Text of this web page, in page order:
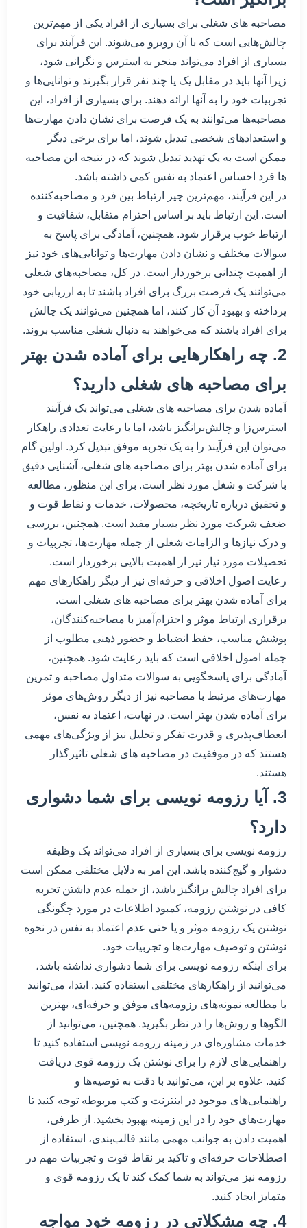
مصاحبه های شغلی برای بسیاری از افراد یکی از مهم‌ترین
چالش‌هایی است که با آن روبرو می‌شوند. این فرآیند برای
بسیاری از افراد می‌تواند منجر به استرس و نگرانی شود،
زیرا آنها باید در مقابل یک یا چند نفر قرار بگیرند و توانایی‌ها و
تجربیات خود را به آنها ارائه دهند. برای بسیاری از افراد، این
مصاحبه‌ها می‌توانند به یک فرصت برای نشان دادن مهارت‌ها
و استعدادهای شخصی تبدیل شوند، اما برای برخی دیگر
ممکن است به یک تهدید تبدیل شوند که در نتیجه این مصاحبه
ها فرد احساس اعتماد به نفس کمی داشته باشد.
در این فرآیند، مهم‌ترین چیز ارتباط بین فرد و مصاحبه‌کننده
است. این ارتباط باید بر اساس احترام متقابل، شفافیت و
ارتباط خوب برقرار شود. همچنین، آمادگی برای پاسخ به
سوالات مختلف و نشان دادن مهارت‌ها و توانایی‌های خود نیز
از اهمیت چندانی برخوردار است. در کل، مصاحبه‌های شغلی
می‌توانند یک فرصت بزرگ برای افراد باشند تا به ارزیابی خود
پرداخته و بهبود آن کار کنند، اما همچنین می‌توانند یک چالش
برای افراد باشند که می‌خواهند به دنبال شغلی مناسب بروند.
2. چه راهکارهایی برای آماده شدن بهتر
برای مصاحبه های شغلی دارید؟
آماده شدن برای مصاحبه های شغلی می‌تواند یک فرآیند
استرس‌زا و چالش‌برانگیز باشد، اما با رعایت تعدادی راهکار
می‌توان این فرآیند را به یک تجربه موفق تبدیل کرد. اولین گام
برای آماده شدن بهتر برای مصاحبه های شغلی، آشنایی دقیق
با شرکت و شغل مورد نظر است. برای این منظور، مطالعه
و تحقیق درباره تاریخچه، محصولات، خدمات و نقاط قوت و
ضعف شرکت مورد نظر بسیار مفید است. همچنین، بررسی
و درک نیازها و الزامات شغلی از جمله مهارت‌ها، تجربیات و
تحصیلات مورد نیاز نیز از اهمیت بالایی برخوردار است.
رعایت اصول اخلاقی و حرفه‌ای نیز از دیگر راهکارهای مهم
برای آماده شدن بهتر برای مصاحبه های شغلی است.
برقراری ارتباط موثر و احترام‌آمیز با مصاحبه‌کنندگان،
پوشش مناسب، حفظ انضباط و حضور ذهنی مطلوب از
جمله اصول اخلاقی است که باید رعایت شود. همچنین،
آمادگی برای پاسخگویی به سوالات متداول مصاحبه و تمرین
مهارت‌های مرتبط با مصاحبه نیز از دیگر روش‌های موثر
برای آماده شدن بهتر است. در نهایت، اعتماد به نفس،
انعطاف‌پذیری و قدرت تفکر و تحلیل نیز از ویژگی‌های مهمی
هستند که در موفقیت در مصاحبه های شغلی تاثیرگذار
هستند.
3. آیا رزومه نویسی برای شما دشواری
دارد؟
رزومه نویسی برای بسیاری از افراد می‌تواند یک وظیفه
دشوار و گیج‌کننده باشد. این امر به دلایل مختلفی ممکن است
برای افراد چالش برانگیز باشد، از جمله عدم داشتن تجربه
کافی در نوشتن رزومه، کمبود اطلاعات در مورد چگونگی
نوشتن یک رزومه موثر و یا حتی عدم اعتماد به نفس در نحوه
نوشتن و توصیف مهارت‌ها و تجربیات خود.
برای اینکه رزومه نویسی برای شما دشواری نداشته باشد،
می‌توانید از راهکارهای مختلفی استفاده کنید. ابتدا، می‌توانید
با مطالعه نمونه‌های رزومه‌های موفق و حرفه‌ای، بهترین
الگوها و روش‌ها را در نظر بگیرید. همچنین، می‌توانید از
خدمات مشاوره‌ای در زمینه رزومه نویسی استفاده کنید تا
راهنمایی‌های لازم را برای نوشتن یک رزومه قوی دریافت
کنید. علاوه بر این، می‌توانید با دقت به توصیه‌ها و
راهنمایی‌های موجود در اینترنت و کتب مربوطه توجه کنید تا
مهارت‌های خود را در این زمینه بهبود بخشید. از طرفی،
اهمیت دادن به جوانب مهمی مانند قالب‌بندی، استفاده از
اصطلاحات حرفه‌ای و تاکید بر نقاط قوت و تجربیات مهم در
رزومه نیز می‌تواند به شما کمک کند تا یک رزومه قوی و
متمایز ایجاد کنید.
4. چه مشکلاتی در رزومه خود مواجه